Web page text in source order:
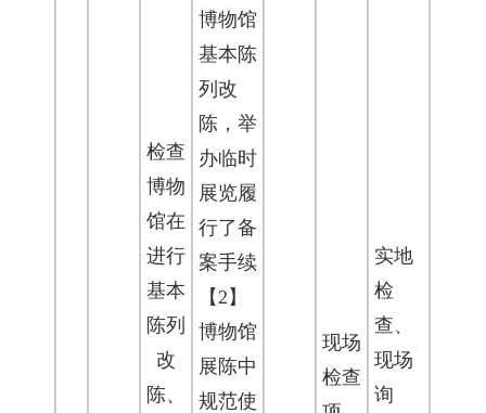
检查
博物
馆在
进行
基本
陈列
改
陈、
博物馆
基本陈
列改
陈，举
办临时
展览履
行了备
案手续
【2】
博物馆
展陈中
规范使
现场
检查
实地
检
查、
现场
询